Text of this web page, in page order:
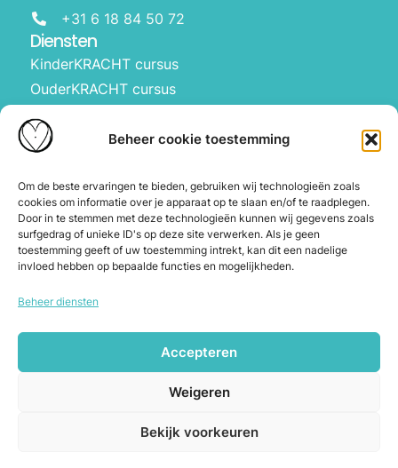
Beheer cookie toestemming
Om de beste ervaringen te bieden, gebruiken wij technologieën zoals
cookies om informatie over je apparaat op te slaan en/of te raadplegen.
Door in te stemmen met deze technologieën kunnen wij gegevens zoals
surfgedrag of unieke ID's op deze site verwerken. Als je geen
toestemming geeft of uw toestemming intrekt, kan dit een nadelige
invloed hebben op bepaalde functies en mogelijkheden.
Beheer diensten
Accepteren
Weigeren
Bekijk voorkeuren
Over ons
Waarom Hartbewust
Over Joyce
De webshop
Blog
Herroeping en annuleren
Diensten
KinderKRACHT cursus
OuderKRACHT cursus
Manifesteren met kinderen
+31 6 18 84 50 72
Copyright © 2026 Hartbewust. Alle
rechten voorbehouden.
Algemene voorwaarden|Cookiebeleid